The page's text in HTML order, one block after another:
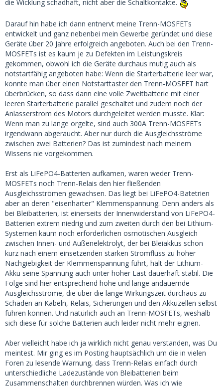
die Wicklung schadhaft, nicht aber die Schaltkontakte.
Darauf hin habe ich dann entnervt meine Trenn-MOSFETs
entwickelt und ganz nebenbei mein Gewerbe geründet und diese
Geräte über 20 Jahre erfolgreich angeboten. Auch bei den Trenn-
MOSFETs ist es kaum je zu Defekten im Leistungskreis
gekommen, obwohl ich die Geräte durchaus mutig auch als
notstartfähig angeboten habe: Wenn die Starterbatterie leer war,
konnte man über einen Notstarttaster den Trenn-MOSFET hart
überbrücken, so dass dann eine volle Zweitbatterie mit einer
leeren Starterbatterie parallel geschaltet und zudem noch der
Anlasserstrom des Motors durchgeleitet werden musste. Klar:
Wenn man zu lange orgelte, sind auch 300A Trenn-MOSFETs
irgendwann abgeraucht. Aber nur durch die Ausgleichsströme
zwischen zwei Batterien? Das ist zumindest nach meinem
Wissens nie vorgekommen.
Erst als LiFePO4-Batterien aufkamen, waren weder Trenn-
MOSFETs noch Trenn-Relais den hier fließenden
Ausgleichsströmen gewachsen. Das liegt bei LiFePO4-Batetrien
aber an deren "eisenharter" Klemmenspannung. Denn anders als
bei Bleibatterien, ist einerseits der Innenwiderstand von LiFePO4-
Batterien extrem niedrig und zum zweiten durch den bei Lithium-
Systemen kaum noch erforderlichen osmotischen Ausgleich
zwischen Innen- und Außenelektrolyt, der bei Bleiakkus schon
kurz nach einem einsetzenden starken Stromfluss zu hoher
Nachgiebigkeit der Klemmenspannung führt, hält der Lithium-
Akku seine Spannung auch unter hoher Last dauerhaft stabil. Die
Folge sind hier entsprechend hohe und lange andauernde
Ausgleichsströme, die über die lange Wirkungszeit durchaus zu
Schäden an Kabeln, Relais, Sicherungen und den Akkuzellen selbst
führen können. Und natürlich auch an Trenn-MOSFETs, weshalb
sich diese für solche Batterien auch leider nicht mehr eignen.
Aber vielleicht habe ich ja wirklich nicht genau verstanden, was Du
meintest. Mir ging es im Posting hauptsächlich um die in vielen
Foren zu lesende Warnung, dass Trenn-Relais einfach durch
unterschiedliche Ladezustände von Bleibatterien beim
Zusammenschalten durchbrennen würden. Was ich wie